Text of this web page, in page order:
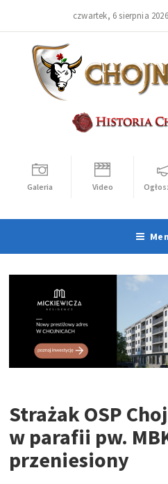
czwartek, 6 sierpnia
Galeria Video
Strażak OSP
w parafii pw.
przeniesiony